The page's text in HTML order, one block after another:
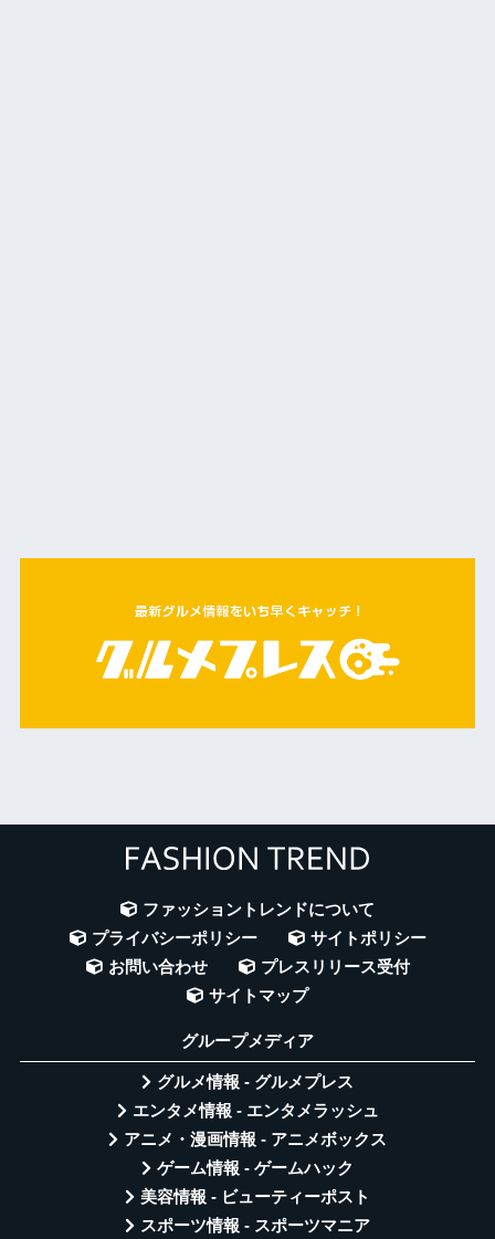
ファッショントレンドについて
プライバシーポリシー
サイトポリシー
お問い合わせ
プレスリリース受付
サイトマップ
グループメディア
グルメ情報 - グルメプレス
エンタメ情報 - エンタメラッシュ
アニメ・漫画情報 - アニメボックス
ゲーム情報 - ゲームハック
美容情報 - ビューティーポスト
スポーツ情報 - スポーツマニア